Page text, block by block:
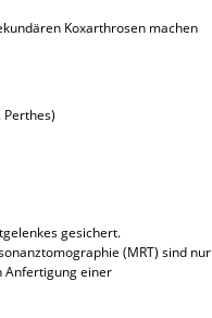
Koxarthrosen machen
gesichert.
(MRT) sind nur
Anfertigung einer